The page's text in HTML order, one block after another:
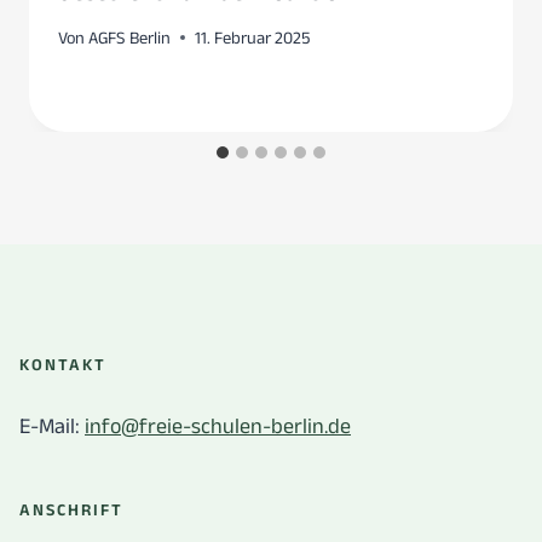
Von AGFS Berlin 11. Februar 2025
KONTAKT
E-Mail: info@freie-schulen-berlin.de
ANSCHRIFT